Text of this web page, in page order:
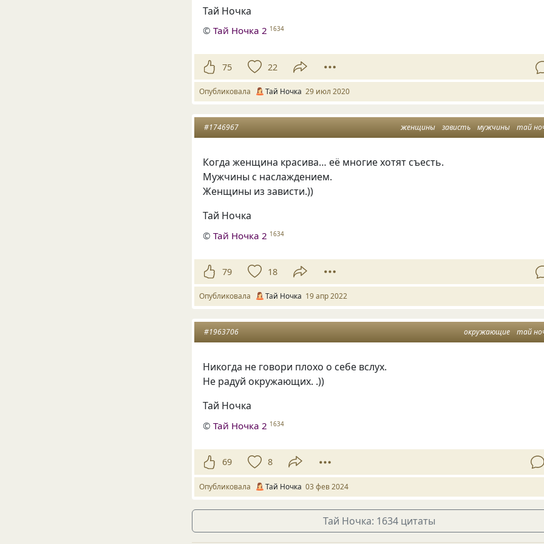
Тай Ночка
©Тай Ночка 2 1634
75 22
Опубликовала Тай Ночка 29 июл 2020
женщины зависть мужчины тай
#1746967
Когда женщина красива… её многие хотят съесть.
Мужчины с наслаждением.
Женщины из зависти.))
Тай Ночка
©Тай Ночка 2 1634
79 18
Опубликовала Тай Ночка 19 апр 2022
окружающие тай
#1963706
Никогда не говори плохо о себе вслух.
Не радуй окружающих. .))
Тай Ночка
©Тай Ночка 2 1634
69 8
Опубликовала Тай Ночка 03 фев 2024
Тай Ночка: 1634 цитаты